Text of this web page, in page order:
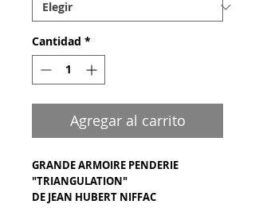
Cantidad *
Agregar al carrito
GRANDE ARMOIRE PENDERIE
"TRIANGULATION"
DE JEAN HUBERT NIFFAC